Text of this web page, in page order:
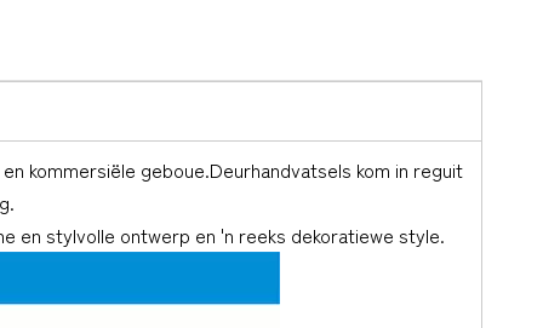
kommersiële geboue.Deurhandvatsels kom in reguit
en stylvolle ontwerp en 'n reeks dekoratiewe style.